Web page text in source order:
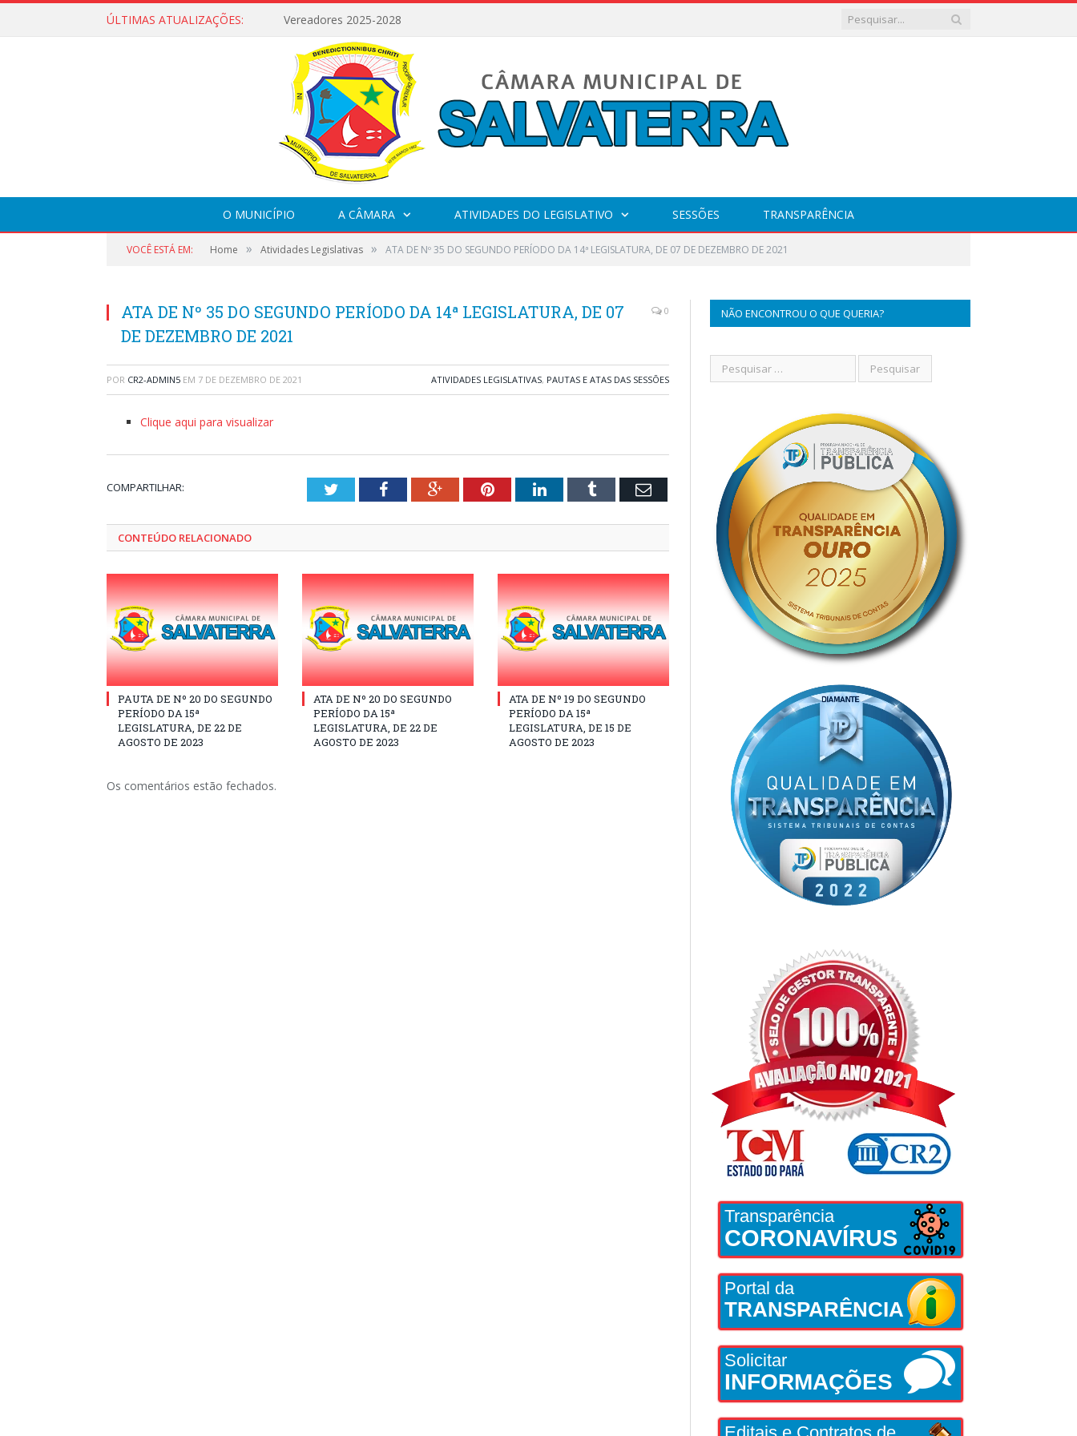
ÚLTIMAS ATUALIZAÇÕES: Vereadores 2025-2028
O MUNICÍPIO A CÂMARA ATIVIDADES DO LEGISLATIVO SESSÕES TRANSPARÊNCIA
VOCÊ ESTÁ EM: Home » Atividades Legislativas » ATA DE Nº 35 DO SEGUNDO PERÍODO DA 14ª LEGISLATURA, DE 07 DE DEZEMBRO DE 2021
ATA DE Nº 35 DO SEGUNDO PERÍODO DA 14ª LEGISLATURA, DE 07
DE DEZEMBRO DE 2021
0
POR CR2-ADMIN5 EM 7 DE DEZEMBRO DE 2021 ATIVIDADES LEGISLATIVAS, PAUTAS E ATAS DAS SESSÕES
Clique aqui para visualizar
COMPARTILHAR: TwitterFacebookGoogle+PinterestLinkedInTumblr Email
CONTEÚDO RELACIONADO
PAUTA DE Nº 20 DO SEGUNDO
PERÍODO DA 15ª
LEGISLATURA, DE 22 DE
AGOSTO DE 2023
ATA DE Nº 20 DO SEGUNDO
PERÍODO DA 15ª
LEGISLATURA, DE 22 DE
AGOSTO DE 2023
ATA DE Nº 19 DO SEGUNDO
PERÍODO DA 15ª
LEGISLATURA, DE 15 DE
AGOSTO DE 2023
Os comentários estão fechados.
NÃO ENCONTROU O QUE QUERIA?
Transparência
CORONAVÍRUS
Portal da
TRANSPARÊNCIA
Solicitar
INFORMAÇÕES